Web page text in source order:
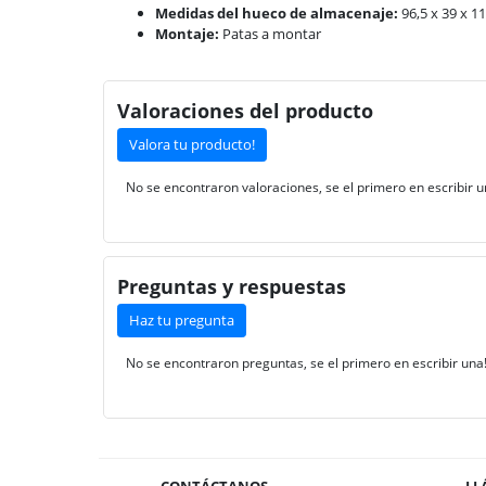
Medidas del hueco de almacenaje: 96,5 x 39 x
Montaje: Patas a montar
Valoraciones del producto
Valora tu producto!
No se encontraron valoraciones, se el primero en escribir
Preguntas y respuestas
Haz tu pregunta
No se encontraron preguntas, se el primero en escribir una!